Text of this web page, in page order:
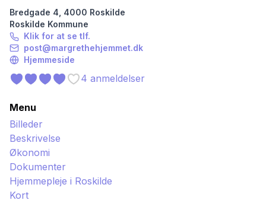
Bredgade 4 4000 Roskilde
Roskilde Kommune
Klik for at se tlf.
post@margrethehjemmet.dk
Hjemmeside
4 anmeldelser
Menu
Billeder
Beskrivelse
Økonomi
Dokumenter
Hjemmepleje i Roskilde
Kort